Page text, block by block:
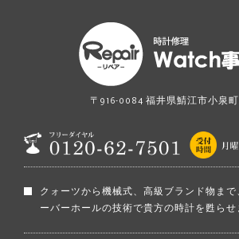
〒916-0084 福井県鯖江市小泉町
クォーツから機械式、高級ブランド物ま
ーバーホールの技術で貴方の時計を甦らせ